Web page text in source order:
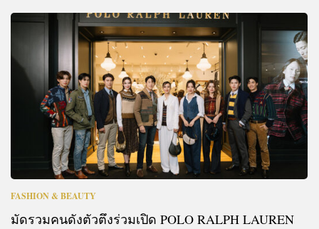
FASHION & BEAUTY
มัดรวมคนดังตัวตึงร่วมเปิด POLO RALPH LAUREN